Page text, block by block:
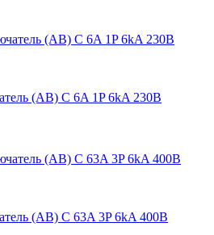
(АВ) C 6A 1P 6kA 230В
(АВ) C 63A 3P 6kA 400В